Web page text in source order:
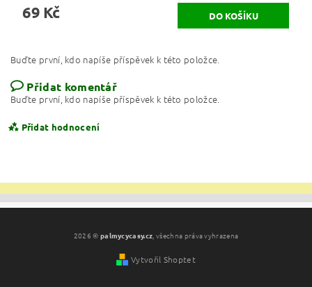
69 Kč
Buďte první, kdo napíše příspěvek k této položce.
Přidat komentář
Buďte první, kdo napíše příspěvek k této položce.
Přidat hodnocení
2026 © palmycycasy.cz, všechna práva vyhrazena
Vytvořil Shoptet